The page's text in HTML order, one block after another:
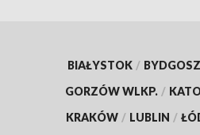
BIAŁYSTOK /
GORZÓW WLKP. /
KRAKÓW / LUBLIN /